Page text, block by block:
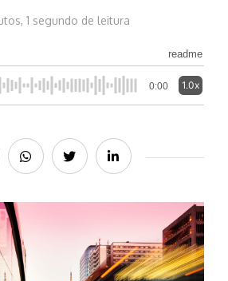
1 segundo de leitura
readme
0:00 1.0x